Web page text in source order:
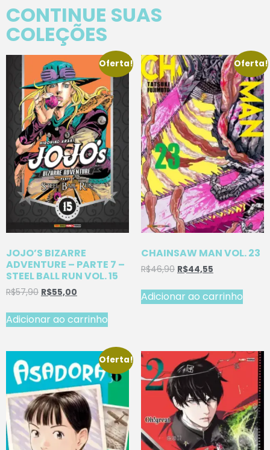
CONTINUE SUAS
COLEÇÕES
Oferta!
JOJO’S BIZARRE
ADVENTURE – PARTE 7 –
STEEL BALL RUN VOL. 15
R$57,90 R$55,00
Adicionar ao carrinho
Oferta!
CHAINSAW MAN VOL. 23
R$46,90 R$44,55
Adicionar ao carrinho
Oferta!